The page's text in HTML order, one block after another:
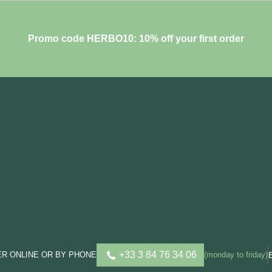
Promo code HERBO10: 10% off your first order
ONLINE OR BY PHONE +33 3 84 76 34 06 (monday to friday)